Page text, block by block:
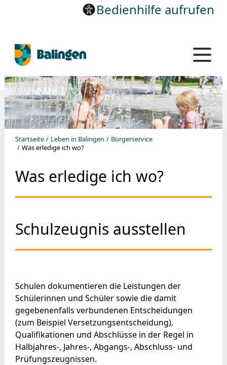
Bedienhilfe aufrufen
Startseite Leben in Balingen
Bürgerservice
Was erledige ich wo?
Was erledige ich wo?
Schulzeugnis ausstellen
Schulen dokumentieren die Leistungen der
Schülerinnen und Schüler sowie die damit
gegebenenfalls verbundenen Entscheidungen
(zum Beispiel Versetzungsentscheidung),
Qualifikationen und Abschlüsse in der Regel in
Halbjahres-, Jahres-, Abgangs-, Abschluss- und
Prüfungszeugnissen.